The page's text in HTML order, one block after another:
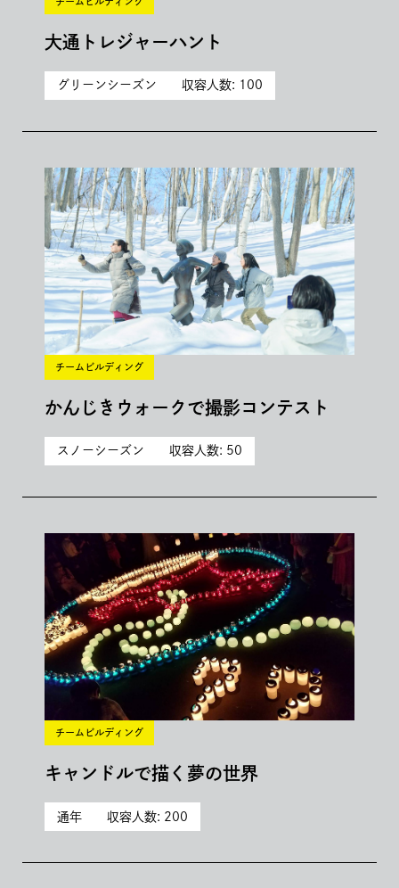
大通トレジャーハント
グリーンシーズン 収容人数: 100
チームビルディング
かんじきウォークで撮影コンテスト
スノーシーズン 収容人数: 50
チームビルディング
キャンドルで描く夢の世界
通年 収容人数: 200